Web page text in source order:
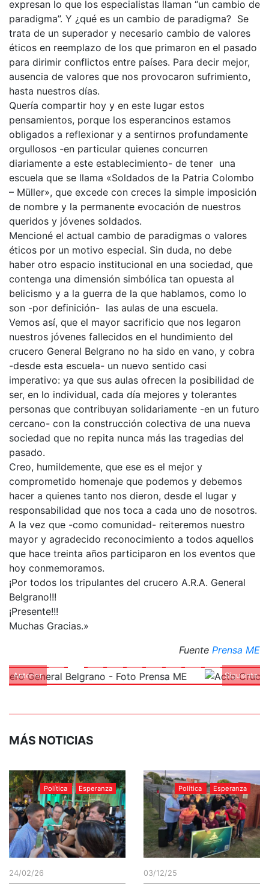
expresan lo que los especialistas llaman “un cambio de
paradigma”. Y ¿qué es un cambio de paradigma? Se
trata de un superador y necesario cambio de valores
éticos en reemplazo de los que primaron en el pasado
para dirimir conflictos entre países. Para decir mejor,
ausencia de valores que nos provocaron sufrimiento,
hasta nuestros días.
Quería compartir hoy y en este lugar estos
pensamientos, porque los esperancinos estamos
obligados a reflexionar y a sentirnos profundamente
orgullosos -en particular quienes concurren
diariamente a este establecimiento- de tener una
escuela que se llama «Soldados de la Patria Colombo
– Müller», que excede con creces la simple imposición
de nombre y la permanente evocación de nuestros
queridos y jóvenes soldados.
Mencioné el actual cambio de paradigmas o valores
éticos por un motivo especial. Sin duda, no debe
haber otro espacio institucional en una sociedad, que
contenga una dimensión simbólica tan opuesta al
belicismo y a la guerra de la que hablamos, como lo
son -por definición- las aulas de una escuela.
Vemos así, que el mayor sacrificio que nos legaron
nuestros jóvenes fallecidos en el hundimiento del
crucero General Belgrano no ha sido en vano, y cobra
-desde esta escuela- un nuevo sentido casi
imperativo: ya que sus aulas ofrecen la posibilidad de
ser, en lo individual, cada día mejores y tolerantes
personas que contribuyan solidariamente -en un futuro
cercano- con la construcción colectiva de una nueva
sociedad que no repita nunca más las tragedias del
pasado.
Creo, humildemente, que ese es el mejor y
comprometido homenaje que podemos y debemos
hacer a quienes tanto nos dieron, desde el lugar y
responsabilidad que nos toca a cada uno de nosotros.
A la vez que -como comunidad- reiteremos nuestro
mayor y agradecido reconocimiento a todos aquellos
que hace treinta años participaron en los eventos que
hoy conmemoramos.
¡Por todos los tripulantes del crucero A.R.A. General
Belgrano!!!
¡Presente!!!
Muchas Gracias.»
Fuente Prensa ME
Anterior Siguiente
MÁS NOTICIAS
Política Esperanza
24/02/26
Política Esperanza
03/12/25